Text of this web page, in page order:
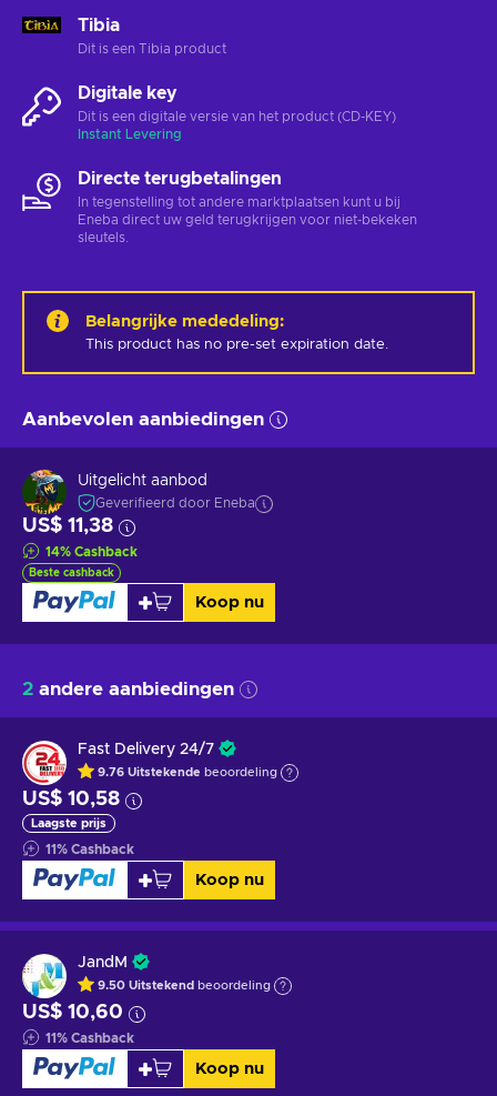
Tibia
Dit is een Tibia product
Digitale key
Dit is een digitale versie van het product (CD-KEY)
Instant Levering
Directe terugbetalingen
In tegenstelling tot andere marktplaatsen kunt u bij
Eneba direct uw geld terugkrijgen voor niet-bekeken
sleutels.
Belangrijke mededeling:
This product has no pre-set expiration date.
Aanbevolen aanbiedingen
Uitgelicht aanbod
Geverifieerd door Eneba
US$ 11,38
14% Cashback
Beste cashback
Koop nu
2 andere aanbiedingen
Fast Delivery 24/7
9.76 Uitstekende beoordeling
US$ 10,58
Laagste prijs
11% Cashback
Koop nu
JandM
9.50 Uitstekend beoordeling
US$ 10,60
11% Cashback
Koop nu